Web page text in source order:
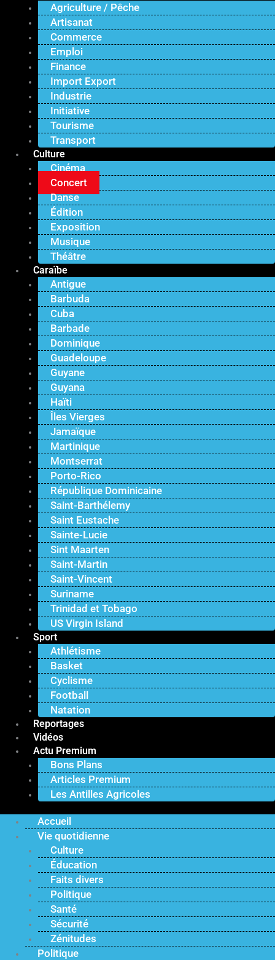
Agriculture / Pêche
Artisanat
Commerce
Emploi
Finance
Import Export
Industrie
Initiative
Tourisme
Transport
Culture
Cinéma
Concert
Danse
Édition
Exposition
Musique
Théâtre
Caraïbe
Antigue
Barbuda
Cuba
Barbade
Dominique
Guadeloupe
Guyane
Guyana
Haïti
Îles Vierges
Jamaïque
Martinique
Montserrat
Porto-Rico
République Dominicaine
Saint-Barthélemy
Saint Eustache
Sainte-Lucie
Sint Maarten
Saint-Martin
Saint-Vincent
Suriname
Trinidad et Tobago
US Virgin Island
Sport
Athlétisme
Basket
Cyclisme
Football
Natation
Reportages
Vidéos
Actu Premium
Bons Plans
Articles Premium
Les Antilles Agricoles
Accueil
Vie quotidienne
Culture
Éducation
Faits divers
Politique
Santé
Sécurité
Zénitudes
Politique